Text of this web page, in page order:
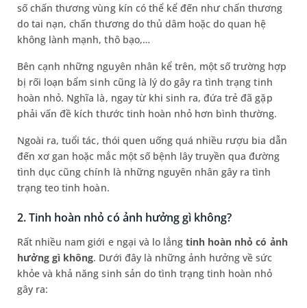
số chấn thương vùng kín có thể kể đến như chấn thương
do tai nạn, chấn thương do thủ dâm hoặc do quan hệ
không lành mạnh, thô bạo,…
Bên cạnh những nguyên nhân kể trên, một số trường hợp
bị rối loạn bẩm sinh cũng là lý do gây ra tình trạng tinh
hoàn nhỏ. Nghĩa là, ngay từ khi sinh ra, đứa trẻ đã gặp
phải vấn đề kích thước tinh hoàn nhỏ hơn bình thường.
Ngoài ra, tuổi tác, thói quen uống quá nhiều rượu bia dẫn
đến xơ gan hoặc mắc một số bệnh lây truyền qua đường
tình dục cũng chính là những nguyên nhân gây ra tình
trạng teo tinh hoàn.
2. Tinh hoàn nhỏ có ảnh hưởng gì không?
Rất nhiều nam giới e ngại và lo lắngtinh hoàn nhỏ có ảnh
hưởng gì không. Dưới đây là những ảnh hưởng về sức
khỏe và khả năng sinh sản do tình trạng tinh hoàn nhỏ
gây ra: